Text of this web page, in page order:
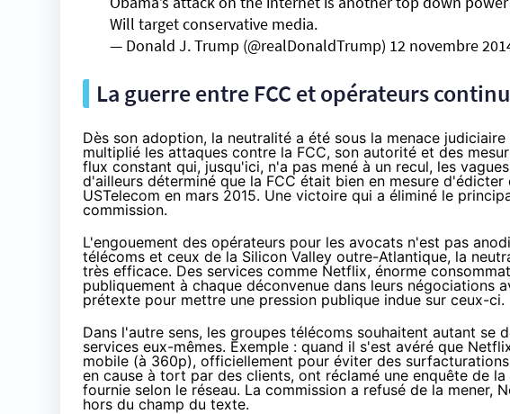
Will target conservative media.
— Donald J. Trump (@realDonaldTrump) 12 novembre
La guerre entre FCC et opérateurs
Dès son adoption, la neutralité a été sous la menace
multiplié les attaques contre la FCC, son autorité et des
flux constant qui, jusqu'ici, n'a pas mené à un recul, les
d'ailleurs déterminé que la FCC était bien en mesure d'édicter
USTelecom en mars 2015. Une victoire qui a éliminé le
commission.
L'engouement des opérateurs pour les avocats n'est pas
télécoms et ceux de la Silicon Valley outre-Atlantique, la
très efficace. Des services comme Netflix, énorme
publiquement à chaque déconvenue dans leurs négociations
prétexte pour mettre une pression publique indue sur ceux-ci.
Dans l'autre sens, les groupes télécoms souhaitent autant se
services eux-mêmes. Exemple : quand il s'est avéré que
mobile (à 360p), officiellement pour éviter des
en cause à tort par des clients, ont réclamé une enquête de
fournie selon le réseau. La commission a refusé de la mener,
hors du champ du texte.